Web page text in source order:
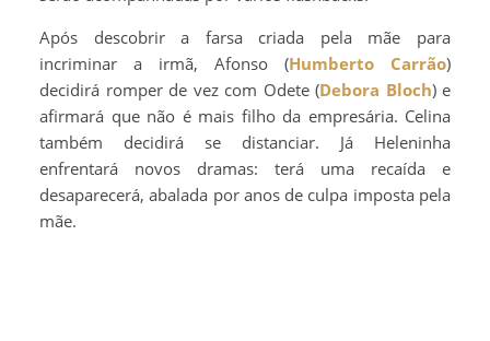
Após descobrir a farsa criada pela mãe para
incriminar a irmã, Afonso (Humberto Carrão)
decidirá romper de vez com Odete (Debora Bloch) e
afirmará que não é mais filho da empresária. Celina
também decidirá se distanciar. Já Heleninha
enfrentará novos dramas: terá uma recaída e
desaparecerá, abalada por anos de culpa imposta pela
mãe.